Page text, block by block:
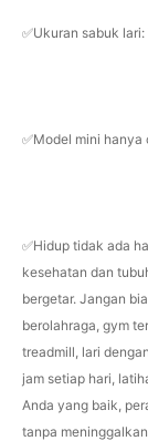
✅Ukuran sabuk
✅Model mini
✅Hidup tidak ada
kesehatan dan
bergetar. Jangan
berolahraga, gym
treadmill, lari
jam setiap hari,
Anda yang baik,
tanpa